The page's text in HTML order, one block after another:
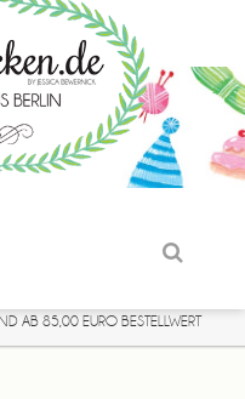
AB 85,00 EURO BESTELLWERT